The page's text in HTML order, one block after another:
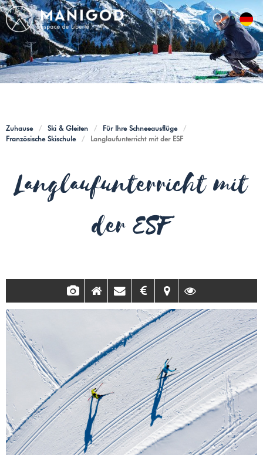
Zuhause / Ski & Gleiten / Für Ihre Schneeausflüge
/
Französische Skischule
/ Langlaufunterricht mit der ESF
Langlaufunterricht mit
der ESF